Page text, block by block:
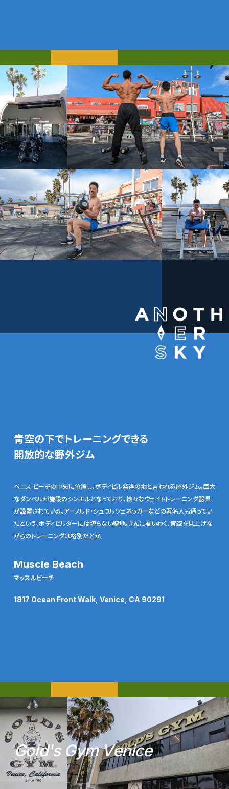
青空の下でトレーニングできる
開放的な野外ジム
ベニス ビーチの中央に位置し、ボディビル発祥の地と言われる屋外ジム。巨大
なダンベルが施設のシンボルとなっており、様々なウェイトトレーニング器具
が設置されている。アーノルド・シュワルツェネッガーなどの著名人も通ってい
たという、ボディビルダーには堪らない聖地。きんに君いわく、青空を見上げな
がらのトレーニングは格別だとか。
Muscle Beach
マッスルビーチ
1817 Ocean Front Walk, Venice, CA 90291
Gold's GymVenice